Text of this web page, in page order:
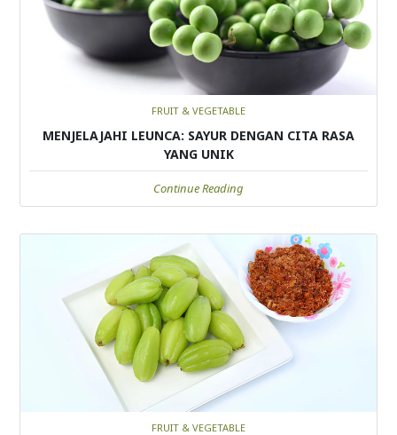
FRUIT & VEGETABLE
MENJELAJAHI LEUNCA: SAYUR DENGAN CITA RASA
YANG UNIK
Continue Reading
FRUIT & VEGETABLE